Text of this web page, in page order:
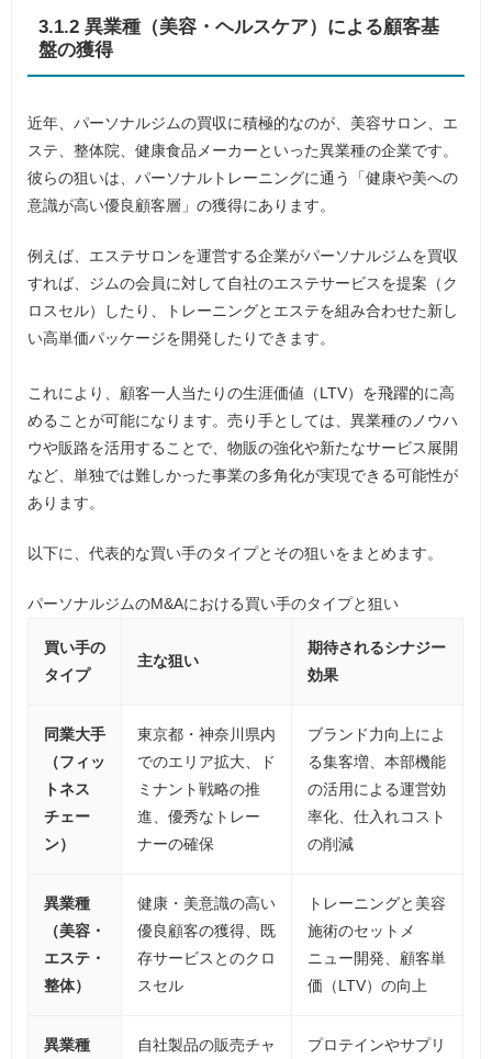
3.1.2 異業種（美容・ヘルスケア）による顧客基
盤の獲得
近年、パーソナルジムの買収に積極的なのが、美容サロン、エ
ステ、整体院、健康食品メーカーといった異業種の企業です。
彼らの狙いは、パーソナルトレーニングに通う「健康や美への
意識が高い優良顧客層」の獲得にあります。
例えば、エステサロンを運営する企業がパーソナルジムを買収
すれば、ジムの会員に対して自社のエステサービスを提案（ク
ロスセル）したり、トレーニングとエステを組み合わせた新し
い高単価パッケージを開発したりできます。
これにより、顧客一人当たりの生涯価値（LTV）を飛躍的に高
めることが可能になります。売り手としては、異業種のノウハ
ウや販路を活用することで、物販の強化や新たなサービス展開
など、単独では難しかった事業の多角化が実現できる可能性が
あります。
以下に、代表的な買い手のタイプとその狙いをまとめます。
パーソナルジムのM&Aにおける買い手のタイプと狙い
買い手の
タイプ
主な狙い
期待されるシナジー
効果
同業大手
（フィッ
トネス
チェー
ン）
東京都・神奈川県内
でのエリア拡大、ド
ミナント戦略の推
進、優秀なトレー
ナーの確保
ブランド力向上によ
る集客増、本部機能
の活用による運営効
率化、仕入れコスト
の削減
異業種
（美容・
エステ・
整体）
健康・美意識の高い
優良顧客の獲得、既
存サービスとのクロ
スセル
トレーニングと美容
施術のセットメ
ニュー開発、顧客単
価（LTV）の向上
異業種
自社製品の販売チャ
プロテインやサプリ